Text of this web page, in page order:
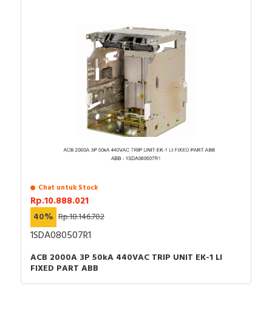
Chat untuk Stock
Rp.10.888.021
40% Rp.18.146.702
1SDA080507R1
ACB 2000A 3P 50kA 440VAC TRIP UNIT EK-1 LI
FIXED PART ABB